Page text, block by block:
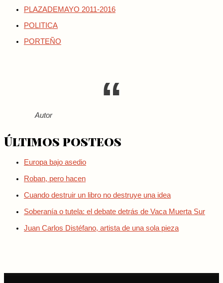
PLAZADEMAYO 2011-2016
POLITICA
PORTEÑO
Autor
Últimos posteos
Europa bajo asedio
Roban, pero hacen
Cuando destruir un libro no destruye una idea
Soberanía o tutela: el debate detrás de Vaca Muerta Sur
Juan Carlos Distéfano, artista de una sola pieza